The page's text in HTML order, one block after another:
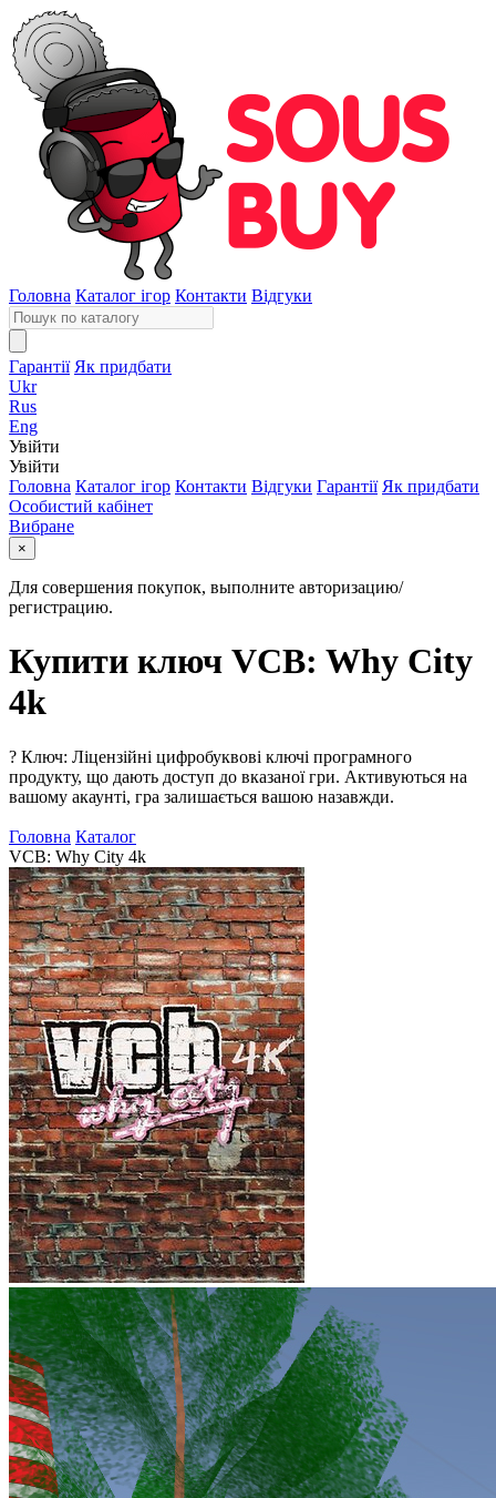
Головна Каталог ігор Контакти Відгуки
Гарантії Як придбати
Ukr
Rus
Eng
Увійти
Увійти
Головна Каталог ігор Контакти Відгуки Гарантії Як придбати
Особистий кабінет
Вибране
×
Для совершения покупок, выполните авторизацию/
регистрацию.
Купити ключ VCB: Why City
4k
? Ключ: Ліцензійні цифробуквові ключі програмного
продукту, що дають доступ до вказаної гри. Активуються на
вашому акаунті, гра залишається вашою назавжди.
Головна Каталог
VCB: Why City 4k